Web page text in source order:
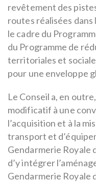
revêtement des
routes réalisées dans
le cadre du
du Programme de
territoriales et
pour une enveloppe
Le Conseil a, en
modificatif à une
l’acquisition et à la
transport et
Gendarmerie Royale
d’y intégrer
Gendarmerie Royale